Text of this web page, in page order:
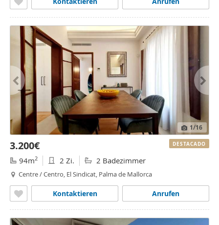
1/16
3.200€
94m2 2 Zi. 2 Badezimmer
Centre / Centro, El Sindicat, Palma de Mallorca
Anrufen
Kontaktieren
DESTACADO